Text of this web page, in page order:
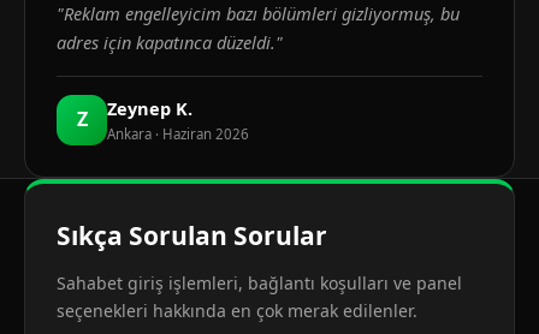
"Reklam engelleyicim bazı bölümleri gizliyormuş, bu
adres için kapatınca düzeldi."
Z Zeynep K.
Ankara · Haziran 2026
Sıkça Sorulan Sorular
Sahabet giriş işlemleri, bağlantı koşulları ve panel
seçenekleri hakkında en çok merak edilenler.